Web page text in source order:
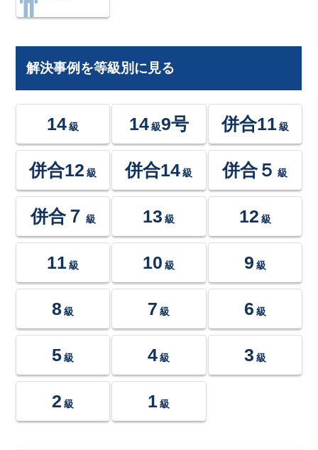
解決事例を等級別に見る
14 級 14級9号 併合11 級
併合12 級 併合14 級 併合５ 級
併合７ 級 13 級 12 級
11 級 10 級 9 級
8 級 7 級 6 級
5 級 4 級 3 級
2 級 1 級